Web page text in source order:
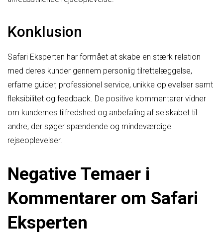
Konklusion
Safari Eksperten har formået at skabe en stærk relation
med deres kunder gennem personlig tilrettelæggelse,
erfarne guider, professionel service, unikke oplevelser samt
fleksibilitet og feedback. De positive kommentarer vidner
om kundernes tilfredshed og anbefaling af selskabet til
andre, der søger spændende og mindeværdige
rejseoplevelser.
Negative Temaer i
Kommentarer om Safari
Eksperten